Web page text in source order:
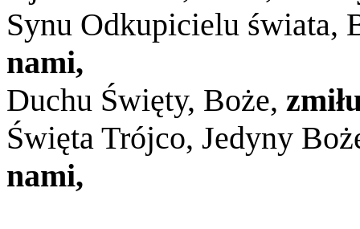
Synu Odkupicielu świata,
nami,
Duchu Święty, Boże,
Święta Trójco, Jedyny
nami,